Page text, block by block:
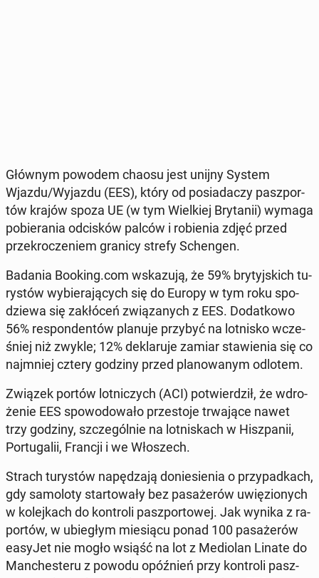
Głównym powodem chaosu jest unijny System
Wjazdu/Wyjazdu (EES), który od po­sia­da­czy pasz­por­
tów krajów spoza UE (w tym Wiel­kiej Bry­ta­nii) wymaga
po­bie­ra­nia od­ci­sków palców i ro­bie­nia zdjęć przed
prze­kro­cze­niem granicy strefy Schen­gen.
Badania Booking.com wska­zu­ją, że 59% bry­tyj­skich tu­
ry­stów wy­bie­ra­ją­cych się do Europy w tym roku spo­
dzie­wa się za­kłó­ceń zwią­za­nych z EES. Do­dat­ko­wo
56% re­spon­den­tów planuje przybyć na lot­ni­sko wcze­
śniej niż zwykle; 12% de­kla­ru­je zamiar sta­wie­nia się co
naj­mniej cztery godziny przed pla­no­wa­nym odlotem.
Związek portów lot­ni­czych (ACI) po­twier­dził, że wdro­
że­nie EES spo­wo­do­wa­ło prze­sto­je trwa­ją­ce nawet
trzy godziny, szcze­gól­nie na lot­ni­skach w Hisz­pa­nii,
Por­tu­ga­lii, Francji i we Wło­szech.
Strach tu­ry­stów na­pę­dza­ją do­nie­sie­nia o przy­pad­kach,
gdy sa­mo­lo­ty star­to­wa­ły bez pa­sa­że­rów uwię­zio­nych
w ko­lej­kach do kon­tro­li pasz­por­to­wej. Jak wynika z ra­
por­tów, w ubie­głym mie­sią­cu ponad 100 pa­sa­że­rów
easyJet nie mogło wsiąść na lot z Me­dio­lan Linate do
Man­che­ste­ru z powodu opóź­nień przy kon­tro­li pasz­